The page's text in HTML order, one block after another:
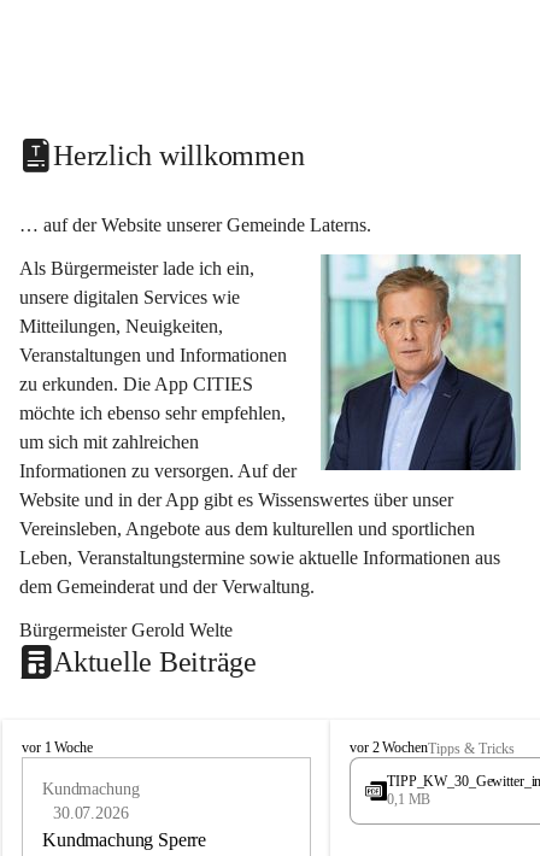
Herzlich willkommen
… auf der Website unserer Gemeinde Laterns.
Als Bürgermeister lade ich ein,
unsere digitalen Services wie
Mitteilungen, Neuigkeiten,
Veranstaltungen und Informationen
zu erkunden. Die App CITIES
möchte ich ebenso sehr empfehlen,
um sich mit zahlreichen
Informationen zu versorgen. Auf der
Website und in der App gibt es Wissenswertes über unser
Vereinsleben, Angebote aus dem kulturellen und sportlichen
Leben, Veranstaltungstermine sowie aktuelle Informationen aus
dem Gemeinderat und der Verwaltung.
Bürgermeister Gerold Welte
Aktuelle Beiträge
L
vor 1 Woche
Kundmachung
30.07.2026
Kundmachung Sperre
L
a
e
vor 2 WochenTipps & Tricks
0,1 MB